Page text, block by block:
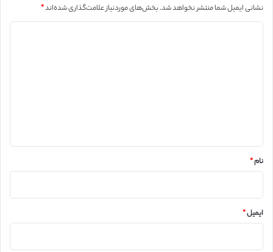
نشانی ایمیل شما منتشر نخواهد شد.بخش‌های موردنیاز علامت‌گذاری شده‌اند*
نام*
ایمیل*